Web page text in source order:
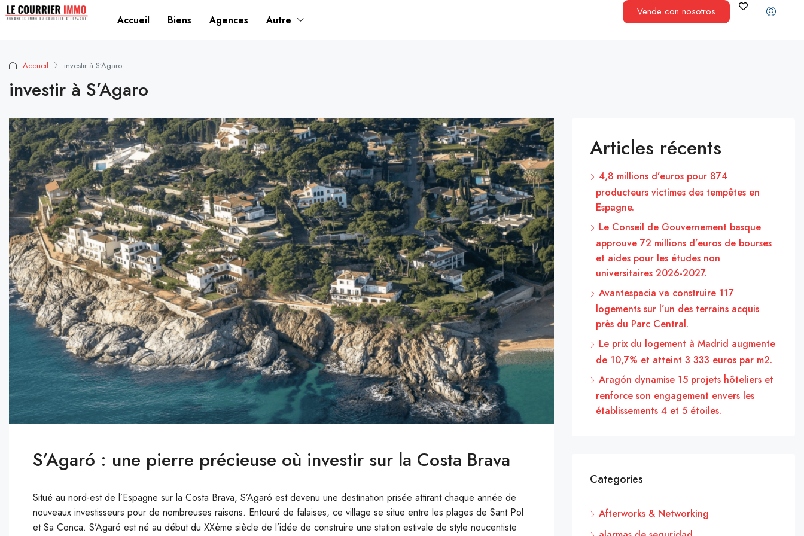
Accueil Biens Agences Autre
Vende con nosotros
Accueil investir à S’Agaro
investir à S’Agaro
S’Agaró : une pierre précieuse où investir sur la Costa Brava
Situé au nord-est de l’Espagne sur la Costa Brava, S’Agaró est devenu une destination prisée attirant chaque année de
nouveaux investisseurs pour de nombreuses raisons. Entouré de falaises, ce village se situe entre les plages de Sant Pol
et Sa Conca. S’Agaró est né au début du XXème siècle de l’idée de construire une station estivale de style noucentiste
Articles récents
4,8 millions d’euros pour 874
producteurs victimes des tempêtes en
Espagne.
Le Conseil de Gouvernement basque
approuve 72 millions d’euros de bourses
et aides pour les études non
universitaires 2026-2027.
Avantespacia va construire 117
logements sur l’un des terrains acquis
près du Parc Central.
Le prix du logement à Madrid augmente
de 10,7% et atteint 3 333 euros par m2.
Aragón dynamise 15 projets hôteliers et
renforce son engagement envers les
établissements 4 et 5 étoiles.
Categories
Afterworks & Networking